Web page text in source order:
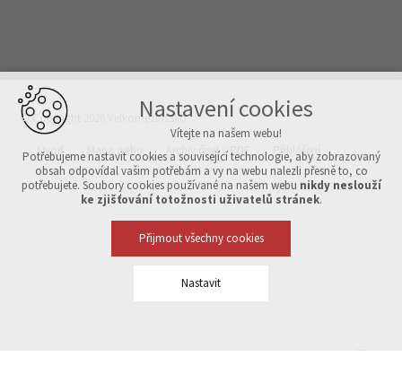
© Copyright 2026 Velkomeziříčsko
Úvod Mapa webu Archiv čísel v PDF Přihlášení
Vytvořeno v xart.cz
Nastavení cookies
Vítejte na našem webu!
Potřebujeme nastavit cookies a související technologie, aby zobrazovaný
obsah odpovídal vašim potřebám a vy na webu nalezli přesně to, co
potřebujete. Soubory cookies používané na našem webu nikdy neslouží
ke zjišťování totožnosti uživatelů stránek.
Přijmout všechny cookies
Nastavit